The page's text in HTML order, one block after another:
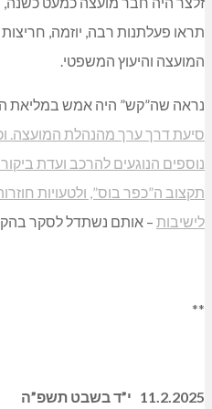
אמורה להיכנס למועצה